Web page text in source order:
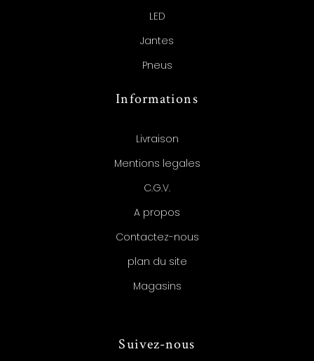
LED
Jantes
Pneus
Informations
Livraison
Mentions legales
C.G.V.
A propos
Contactez-nous
plan du site
Magasins
Suivez-nous